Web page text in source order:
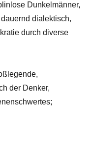
Dunkelmänner,
dialektisch,
durch diverse
der Denker,